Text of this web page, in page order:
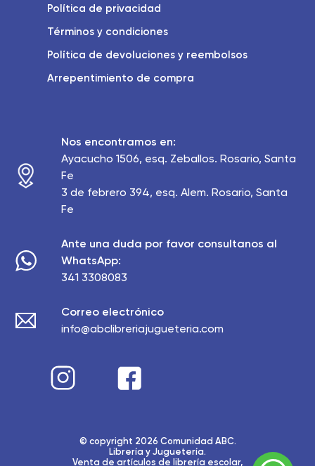
Política de privacidad
Términos y condiciones
Política de devoluciones y reembolsos
Arrepentimiento de compra
Nos encontramos en:
Ayacucho 1506, esq. Zeballos. Rosario, Santa
Fe
3 de febrero 394, esq. Alem. Rosario, Santa
Fe
Ante una duda por favor consultanos al
WhatsApp:
341 3308083
Correo electrónico
info@abclibreriajugueteria.com
© copyright 2026 Comunidad ABC.
Librería y Juguetería.
Venta de artículos de librería escolar,